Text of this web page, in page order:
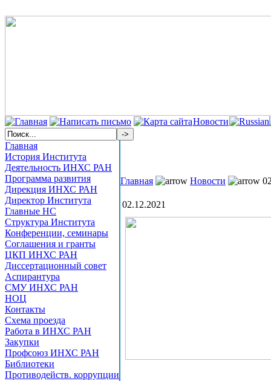
Новости
Главная
История Института
Деятельность ИНХС РАН
Программа развития
Дирекция ИНХС РАН
Директор Института
Главные НС
Структура Института
Конференции, семинары
Соглашения и гранты
ЦКП ИНХС РАН
Диссертационный совет
Аспирантура
СМУ ИНХС РАН
НОЦ
Контакты
Схема проезда
Работа в ИНХС РАН
Закупки
Профсоюз ИНХС РАН
Библиотеки
Противодейств. коррупции
Главная Новости
02.12.2021